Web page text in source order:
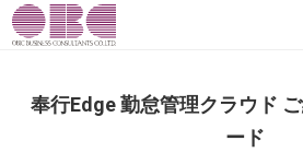
奉行Edge 勤怠管理クラウド
ード